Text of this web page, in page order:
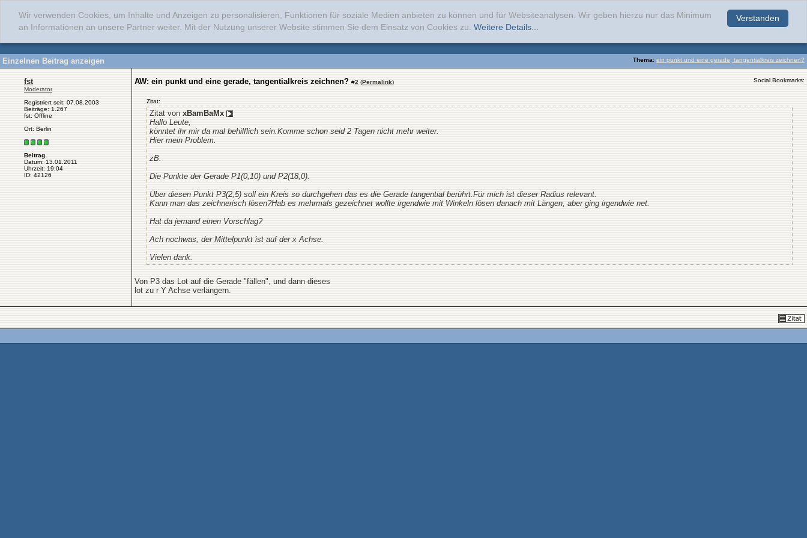
Verstanden
Wir verwenden Cookies, um Inhalte und Anzeigen zu personalisieren, Funktionen für soziale Medien anbieten zu können und für Websiteanalysen. Wir geben hierzu nur das Minimum
an Informationen an unsere Partner weiter. Mit der Nutzung unserer Website stimmen Sie dem Einsatz von Cookies zu. Weitere Details...
Thema: ein punkt und eine gerade, tangentialkreis zeichnen?
Einzelnen Beitrag anzeigen
fst
Moderator
Registriert seit: 07.08.2003
Beiträge: 1.267
fst: Offline
Ort: Berlin
Beitrag
Datum: 13.01.2011
Uhrzeit: 19:04
ID: 42126
AW: ein punkt und eine gerade, tangentialkreis zeichnen? #2 (Permalink) Social Bookmarks:
Zitat:
Zitat von xBamBaMx
Hallo Leute,
könntet ihr mir da mal behilflich sein.Komme schon seid 2 Tagen nicht mehr weiter.
Hier mein Problem.
zB.
Die Punkte der Gerade P1(0,10) und P2(18,0).
Über diesen Punkt P3(2,5) soll ein Kreis so durchgehen das es die Gerade tangential berührt.Für mich ist dieser Radius relevant.
Kann man das zeichnerisch lösen?Hab es mehrmals gezeichnet wollte irgendwie mit Winkeln lösen danach mit Längen, aber ging irgendwie net.
Hat da jemand einen Vorschlag?
Ach nochwas, der Mittelpunkt ist auf der x Achse.
Vielen dank.
Von P3 das Lot auf die Gerade "fällen", und dann dieses
lot zu r Y Achse verlängern.